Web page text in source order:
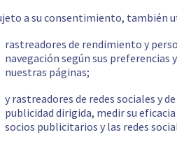
a su consentimiento, también
rastreadores de rendimiento y
navegación según sus preferencias
nuestras páginas;
y rastreadores de redes sociales y
publicidad dirigida, medir su
socios publicitarios y las redes